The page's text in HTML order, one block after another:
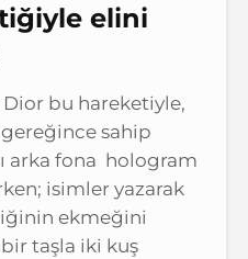
elini
Dior bu hareketiyle,
sahip
arka fona hologram
isimler yazarak
ekmeğini
taşla iki kuş